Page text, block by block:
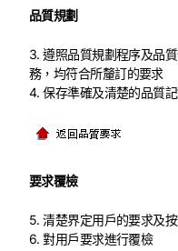
品質規劃
3. 遵照品質規劃程序及品
務，均符合所釐訂的要求
4. 保存準確及清楚的品質
要求覆檢
5. 清楚界定用戶的要求及
6. 對用戶要求進行覆檢